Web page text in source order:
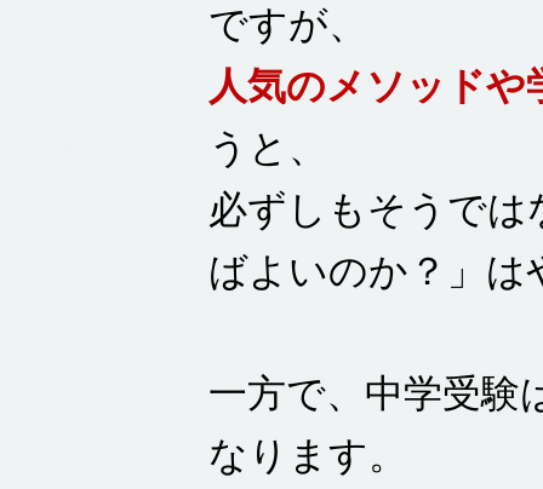
ですが、
人気のメソッド
うと、
必ずしもそうでは
ばよいのか？」
一方で、中学受験
なります。